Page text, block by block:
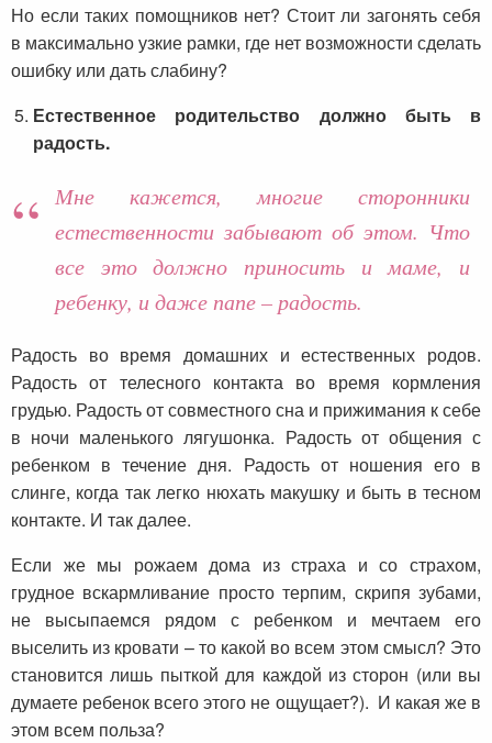
Но если таких помощников нет? Стоит ли загонять себя
в максимально узкие рамки, где нет возможности сделать
ошибку или дать слабину?
Естественное родительство должно быть в
радость.
Мне кажется, многие сторонники
естественности забывают об этом. Что
все это должно приносить и маме, и
ребенку, и даже папе – радость.
Радость во время домашних и естественных родов.
Радость от телесного контакта во время кормления
грудью. Радость от совместного сна и прижимания к себе
в ночи маленького лягушонка. Радость от общения с
ребенком в течение дня. Радость от ношения его в
слинге, когда так легко нюхать макушку и быть в тесном
контакте. И так далее.
Если же мы рожаем дома из страха и со страхом,
грудное вскармливание просто терпим, скрипя зубами,
не высыпаемся рядом с ребенком и мечтаем его
выселить из кровати – то какой во всем этом смысл? Это
становится лишь пыткой для каждой из сторон (или вы
думаете ребенок всего этого не ощущает?). И какая же в
этом всем польза?